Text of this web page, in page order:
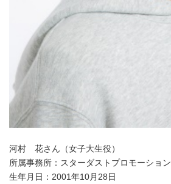
河村 花さん（女子大生役）
所属事務所：スターダストプロモーション
生年月日：2001年10月28日